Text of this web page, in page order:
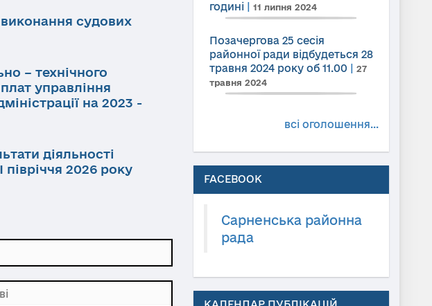
судових
– технічного
управління
на 2023 -
діяльності
2026 року
годині| 11 липня 2024
Позачергова 25 сесія
районної ради відбудеться 28
травня 2024 року об 11.00
27
травня 2024
всі оголошення...
FACEBOOK
Сарненська районна
рада